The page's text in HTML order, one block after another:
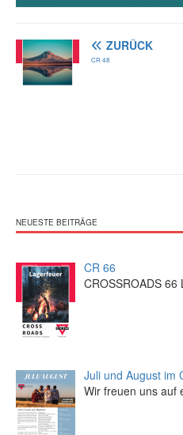
ZURÜCK
CR 48
NEUESTE BEITRÄGE
CR 66
CROSSROADS 66
Juli und August im
Wir freuen uns auf